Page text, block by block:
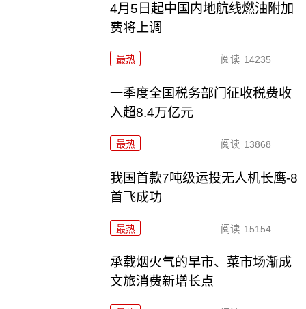
4月5日起中国内地航线燃油附加
费将上调
最热 阅读 14235
一季度全国税务部门征收税费收
入超8.4万亿元
最热 阅读 13868
我国首款7吨级运投无人机长鹰-8
首飞成功
最热 阅读 15154
承载烟火气的早市、菜市场渐成
文旅消费新增长点